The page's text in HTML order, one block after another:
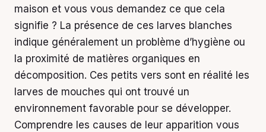
maison et vous vous demandez ce que cela
signifie ? La présence de ces larves blanches
indique généralement un problème d’hygiène ou
la proximité de matières organiques en
décomposition. Ces petits vers sont en réalité les
larves de mouches qui ont trouvé un
environnement favorable pour se développer.
Comprendre les causes de leur apparition vous